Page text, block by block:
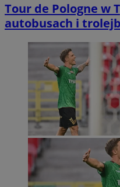
Tour de Pologne w
autobusach i